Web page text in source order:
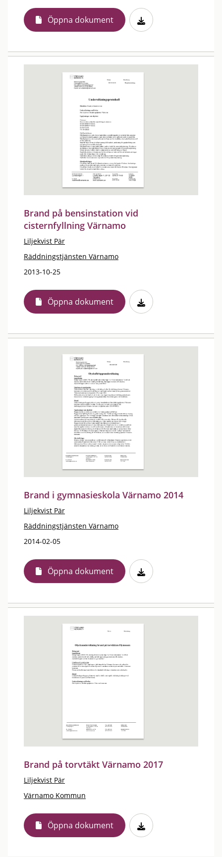
Öppna dokument
Brand på bensinstation vid
cisternfyllning Värnamo
Liljekvist Pär
Räddningstjänsten Värnamo
2013-10-25
Öppna dokument
Brand i gymnasieskola Värnamo 2014
Liljekvist Pär
Räddningstjänsten Värnamo
2014-02-05
Öppna dokument
Brand på torvtäkt Värnamo 2017
Liljekvist Pär
Värnamo Kommun
Öppna dokument